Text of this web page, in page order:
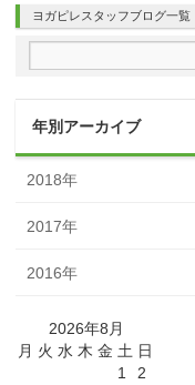
ヨガピレスタッフブログ一覧
年別アーカイブ
2018年
2017年
2016年
2026年8月
月 火 水 木 金 土 日
1
2